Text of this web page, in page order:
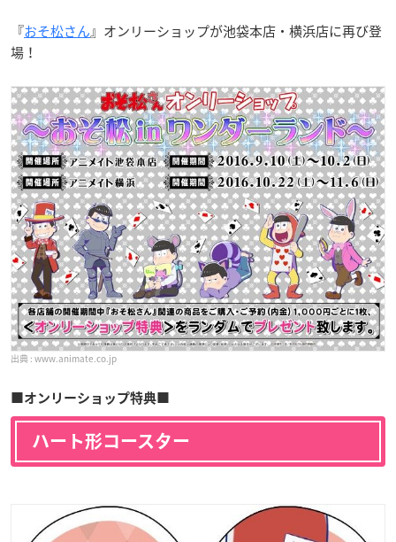
『おそ松さん』オンリーショップが池袋本店・横浜店に再び登
場！
www.animate.co.jp
■オンリーショップ特典■
ハート形コースター